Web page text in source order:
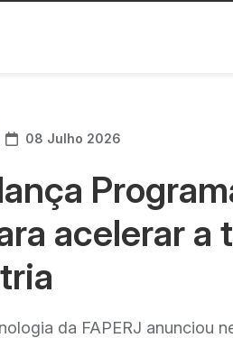
08 Julho 2026
acelerar
da FAPERJ anunciou